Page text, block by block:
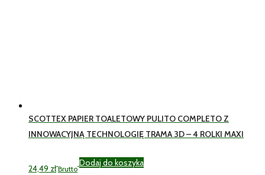
SCOTTEX PAPIER TOALETOWY PULITO COMPLETO Z
INNOWACYJNĄ TECHNOLOGIĘ TRAMA 3D – 4 ROLKI MAXI
24,49 zł Brutto
Dodaj do koszyka